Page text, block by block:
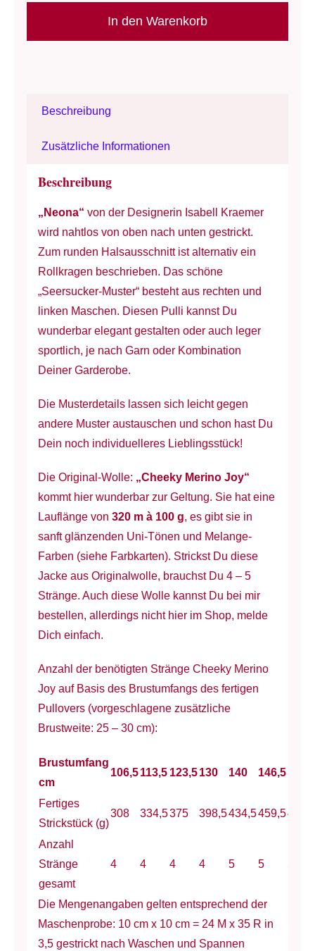
Rosy
In den Warenkorb
Beschreibung
Zusätzliche Informationen
Beschreibung
„Neona“ von der Designerin Isabell Kraemer
wird nahtlos von oben nach unten gestrickt.
Zum runden Halsausschnitt ist alternativ ein
Rollkragen beschrieben. Das schöne
„Seersucker-Muster“ besteht aus rechten und
linken Maschen. Diesen Pulli kannst Du
wunderbar elegant gestalten oder auch leger
sportlich, je nach Garn oder Kombination
Deiner Garderobe.
Die Musterdetails lassen sich leicht gegen
andere Muster austauschen und schon hast Du
Dein noch individuelleres Lieblingsstück!
Die Original-Wolle: „Cheeky Merino Joy“
kommt hier wunderbar zur Geltung. Sie hat eine
Lauflänge von 320 m à 100 g, es gibt sie in
sanft glänzenden Uni-Tönen und Melange-
Farben (siehe Farbkarten). Strickst Du diese
Jacke aus Originalwolle, brauchst Du 4 – 5
Stränge. Auch diese Wolle kannst Du bei mir
bestellen, allerdings nicht hier im Shop, melde
Dich einfach.
Anzahl der benötigten Stränge Cheeky Merino
Joy auf Basis des Brustumfangs des fertigen
Pullovers (vorgeschlagene zusätzliche
Brustweite: 25 – 30 cm):
Brustumfang
cm
106,5113,5 123,5130 140 146,5
Fertiges
Strickstück (g)
308 334,5375 398,5434,5459,5498,5
Anzahl
Stränge
gesamt
4 4 4 4 5 5 5
Die Mengenangaben gelten entsprechend der
Maschenprobe: 10 cm x 10 cm = 24 M x 35 R in
3,5 gestrickt nach Waschen und Spannen